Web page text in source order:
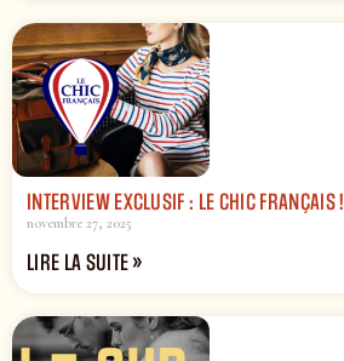
INTERVIEW EXCLUSIF : LE CHIC FRANÇAIS !
novembre 27, 2025
LIRE LA SUITE »